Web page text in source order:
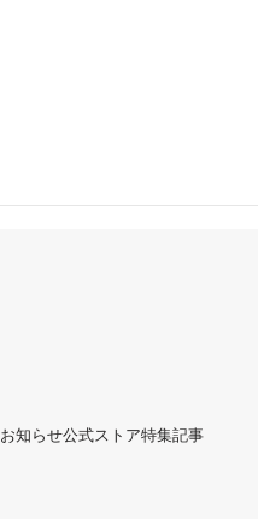
お知らせ公式ストア特集記事